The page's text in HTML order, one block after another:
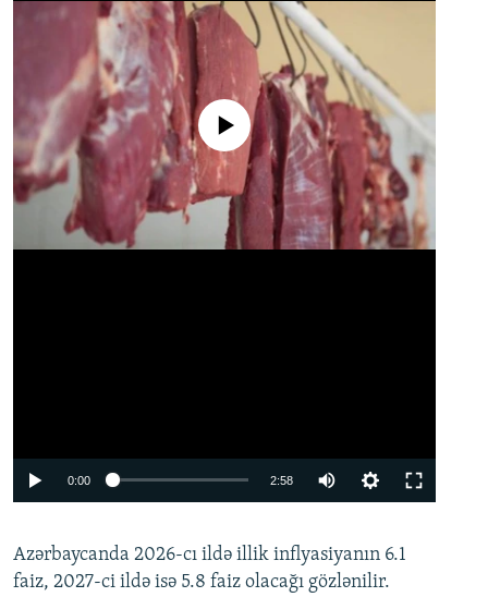
No media source currently available
0:00 2:58
360p
480p
Azərbaycanda 2026-cı ildə illik inflyasiyanın 6.1
faiz, 2027-ci ildə isə 5.8 faiz olacağı gözlənilir.